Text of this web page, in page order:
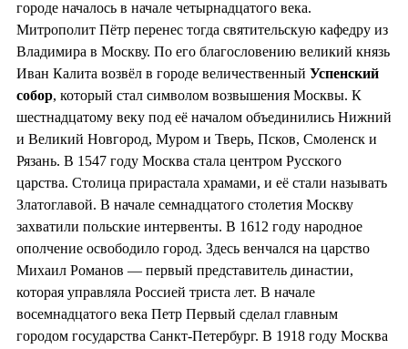
городе началось в начале четырнадцатого века.
Митрополит Пётр перенес тогда святительскую кафедру из
Владимира в Москву. По его благословению великий князь
Иван Калита возвёл в городе величественный Успенский
собор, который стал символом возвышения Москвы. К
шестнадцатому веку под её началом объединились Нижний
и Великий Новгород, Муром и Тверь, Псков, Смоленск и
Рязань. В 1547 году Москва стала центром Русского
царства. Столица прирастала храмами, и её стали называть
Златоглавой. В начале семнадцатого столетия Москву
захватили польские интервенты. В 1612 году народное
ополчение освободило город. Здесь венчался на царство
Михаил Романов — первый представитель династии,
которая управляла Россией триста лет. В начале
восемнадцатого века Петр Первый сделал главным
городом государства Санкт-Петербург. В 1918 году Москва